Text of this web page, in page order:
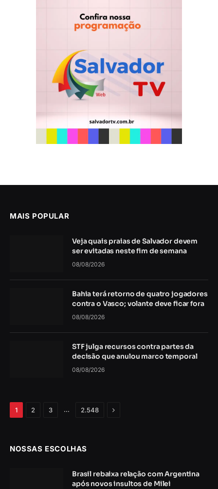
MAIS POPULAR
Veja quais praias de Salvador devem
ser evitadas neste fim de semana
08/08/2026
Bahia terá retorno de quatro jogadores
contra o Vasco; volante deve ficar fora
08/08/2026
STF julga recursos contra partes da
decisão que anulou marco temporal
08/08/2026
1 2 3 … 2.548 Próximo
NOSSAS ESCOLHAS
Brasil rebaixa relação com Argentina
após novos insultos de Milei